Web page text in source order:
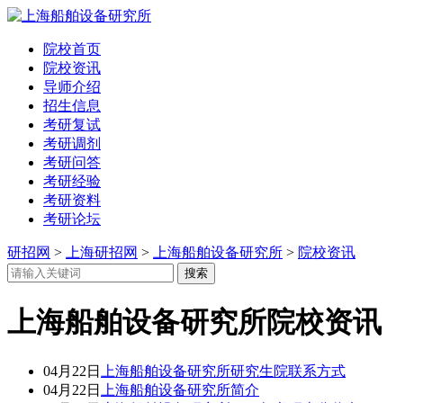
院校首页
院校资讯
导师介绍
招生信息
考研复试
考研调剂
考研问答
考研经验
考研资料
考研论坛
研招网 > 上海研招网 > 上海船舶设备研究所 > 院校资讯
上海船舶设备研究所院校资讯
04月22日
上海船舶设备研究所研究生院联系方式
04月22日
上海船舶设备研究所简介